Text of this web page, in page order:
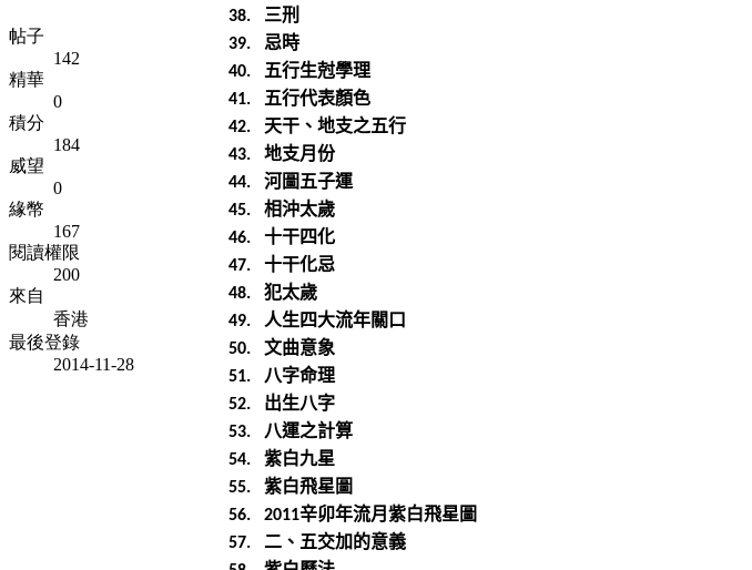
帖子
142
精華
0
積分
184
威望
0
緣幣
167
閱讀權限
200
來自
香港
最後登錄
2014-11-28
38. 三刑
39. 忌時
40. 五行生尅學理
41. 五行代表顏色
42. 天干、地支之五行
43. 地支月份
44. 河圖五子運
45. 相沖太歲
46. 十干四化
47. 十干化忌
48. 犯太歲
49. 人生四大流年關口
50. 文曲意象
51. 八字命理
52. 出生八字
53. 八運之計算
54. 紫白九星
55. 紫白飛星圖
56. 2011辛卯年流月紫白飛星圖
57. 二、五交加的意義